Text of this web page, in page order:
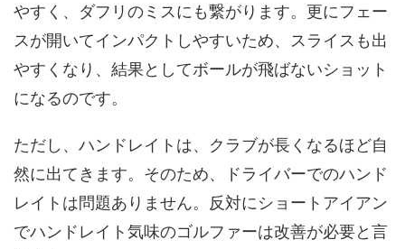
やすく、ダフリのミスにも繋がります。更にフェー
スが開いてインパクトしやすいため、スライスも出
やすくなり、結果としてボールが飛ばないショット
になるのです。
ただし、ハンドレイトは、クラブが長くなるほど自
然に出てきます。そのため、ドライバーでのハンド
レイトは問題ありません。反対にショートアイアン
でハンドレイト気味のゴルファーは改善が必要と言